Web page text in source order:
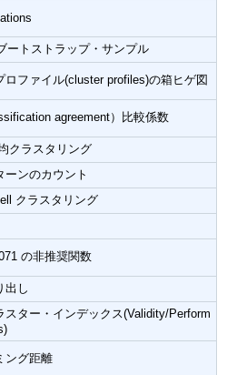
ートストラップ・サンプル
ロファイル(cluster profiles)の箱ヒゲ図
agreement）比較係数
クラスタリング
ーンのカウント
クラスタリング
の非推奨関数
出し
スター・インデックス(Validity/Perform
ング距離